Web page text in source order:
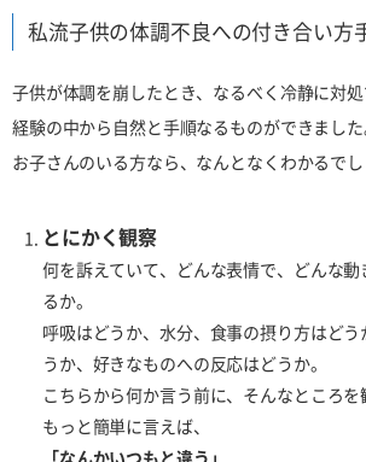
私流子供の体調不良への付き合い方
子供が体調を崩したとき、なるべく冷静に対処
経験の中から自然と手順なるものができました
お子さんのいる方なら、なんとなくわかるで
とにかく観察
何を訴えていて、どんな表情で、どんな
るか。
呼吸はどうか、水分、食事の摂り方はど
うか、好きなものへの反応はどうか。
こちらから何か言う前に、そんなところを
もっと簡単に言えば、